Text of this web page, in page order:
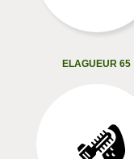
ELAGUEUR 65